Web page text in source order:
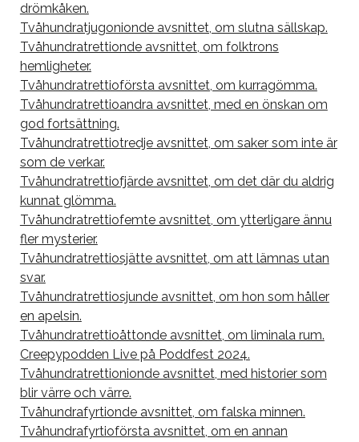
drömkåken.
Tvåhundratjugonionde avsnittet, om slutna sällskap.
Tvåhundratrettionde avsnittet, om folktrons
hemligheter.
Tvåhundratrettioförsta avsnittet, om kurragömma.
Tvåhundratrettioandra avsnittet, med en önskan om
god fortsättning.
Tvåhundratrettiotredje avsnittet, om saker som inte är
som de verkar.
Tvåhundratrettiofjärde avsnittet, om det där du aldrig
kunnat glömma.
Tvåhundratrettiofemte avsnittet, om ytterligare ännu
fler mysterier.
Tvåhundratrettiosjätte avsnittet, om att lämnas utan
svar.
Tvåhundratrettiosjunde avsnittet, om hon som håller
en apelsin.
Tvåhundratrettioåttonde avsnittet, om liminala rum.
Creepypodden Live på Poddfest 2024.
Tvåhundratrettionionde avsnittet, med historier som
blir värre och värre.
Tvåhundrafyrtionde avsnittet, om falska minnen.
Tvåhundrafyrtioförsta avsnittet, om en annan